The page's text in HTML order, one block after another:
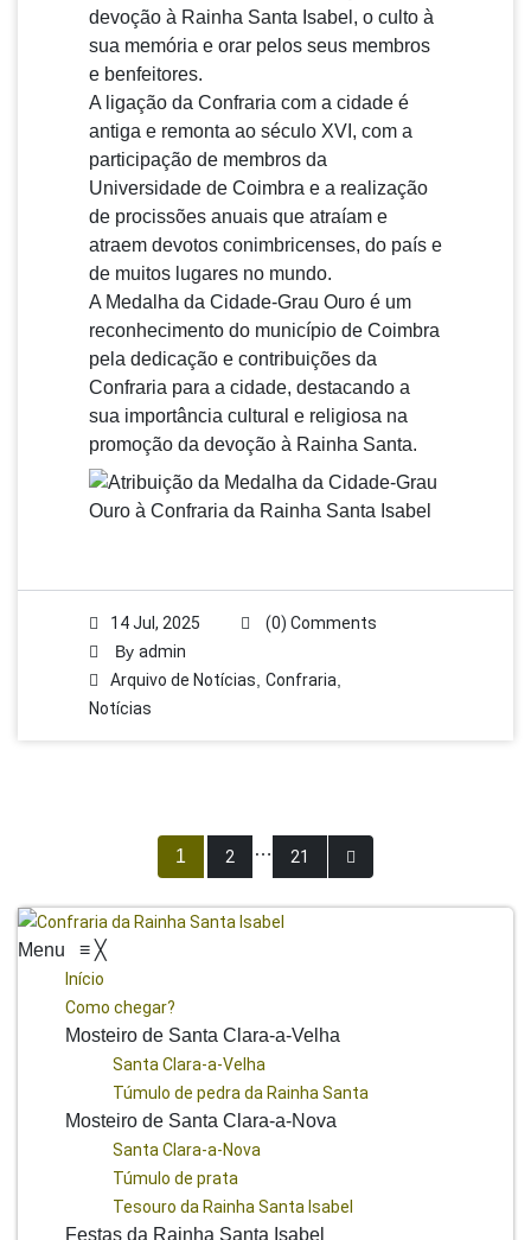
devoção à Rainha Santa Isabel, o culto à
sua memória e orar pelos seus membros
e benfeitores.
A ligação da Confraria com a cidade é
antiga e remonta ao século XVI, com a
participação de membros da
Universidade de Coimbra e a realização
de procissões anuais que atraíam e
atraem devotos conimbricenses, do país e
de muitos lugares no mundo.
A Medalha da Cidade-Grau Ouro é um
reconhecimento do município de Coimbra
pela dedicação e contribuições da
Confraria para a cidade, destacando a
sua importância cultural e religiosa na
promoção da devoção à Rainha Santa.
14 Jul, 2025
(0) Comments
By admin
Arquivo de Notícias Confraria
Notícias
Paginação
Dos
1 2 … 21
Menu ≡ ╳
Início
Como chegar?
Mosteiro de Santa Clara-a-Velha
Santa Clara-a-Velha
Túmulo de pedra da Rainha Santa
Mosteiro de Santa Clara-a-Nova
Santa Clara-a-Nova
Túmulo de prata
Tesouro da Rainha Santa Isabel
Festas da Rainha Santa Isabel